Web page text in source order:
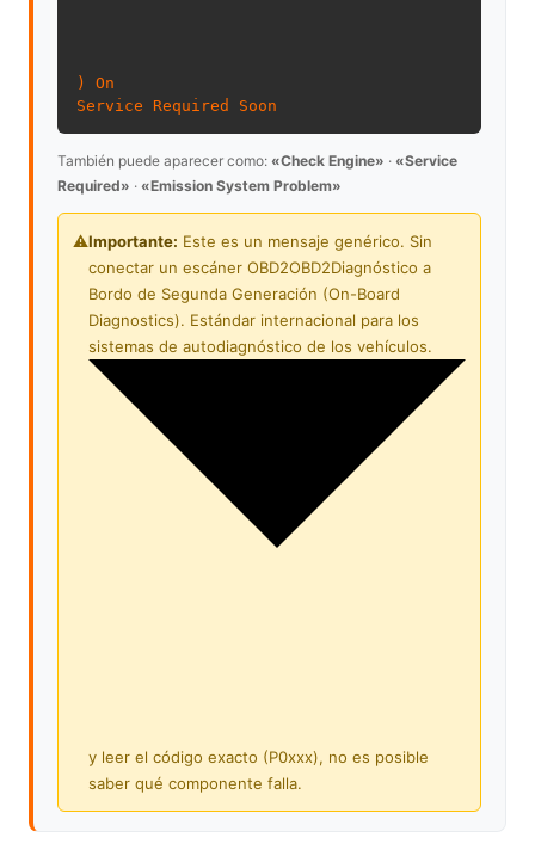
) On
Service Required Soon
También puede aparecer como: «Check Engine» · «Service
Required» · «Emission System Problem»
⚠️Importante: Este es un mensaje genérico. Sin
conectar un escáner OBD2OBD2Diagnóstico a
Bordo de Segunda Generación (On-Board
Diagnostics). Estándar internacional para los
sistemas de autodiagnóstico de los vehículos.
y leer el código exacto (P0xxx), no es posible
saber qué componente falla.